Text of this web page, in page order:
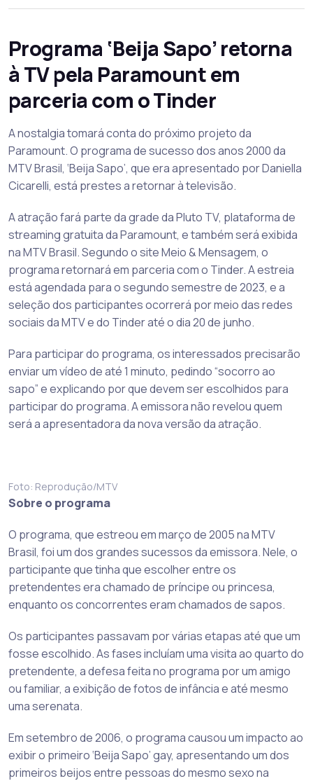
Programa ‘Beija Sapo’ retorna
à TV pela Paramount em
parceria com o Tinder
A nostalgia tomará conta do próximo projeto da
Paramount. O programa de sucesso dos anos 2000 da
MTV Brasil, ‘Beija Sapo’, que era apresentado por Daniella
Cicarelli, está prestes a retornar à televisão.
A atração fará parte da grade da Pluto TV, plataforma de
streaming gratuita da Paramount, e também será exibida
na MTV Brasil. Segundo o site Meio & Mensagem, o
programa retornará em parceria com o Tinder. A estreia
está agendada para o segundo semestre de 2023, e a
seleção dos participantes ocorrerá por meio das redes
sociais da MTV e do Tinder até o dia 20 de junho.
Para participar do programa, os interessados precisarão
enviar um vídeo de até 1 minuto, pedindo “socorro ao
sapo” e explicando por que devem ser escolhidos para
participar do programa. A emissora não revelou quem
será a apresentadora da nova versão da atração.
Foto: Reprodução/MTV
Sobre o programa
O programa, que estreou em março de 2005 na MTV
Brasil, foi um dos grandes sucessos da emissora. Nele, o
participante que tinha que escolher entre os
pretendentes era chamado de príncipe ou princesa,
enquanto os concorrentes eram chamados de sapos.
Os participantes passavam por várias etapas até que um
fosse escolhido. As fases incluíam uma visita ao quarto do
pretendente, a defesa feita no programa por um amigo
ou familiar, a exibição de fotos de infância e até mesmo
uma serenata.
Em setembro de 2006, o programa causou um impacto ao
exibir o primeiro ‘Beija Sapo’ gay, apresentando um dos
primeiros beijos entre pessoas do mesmo sexo na